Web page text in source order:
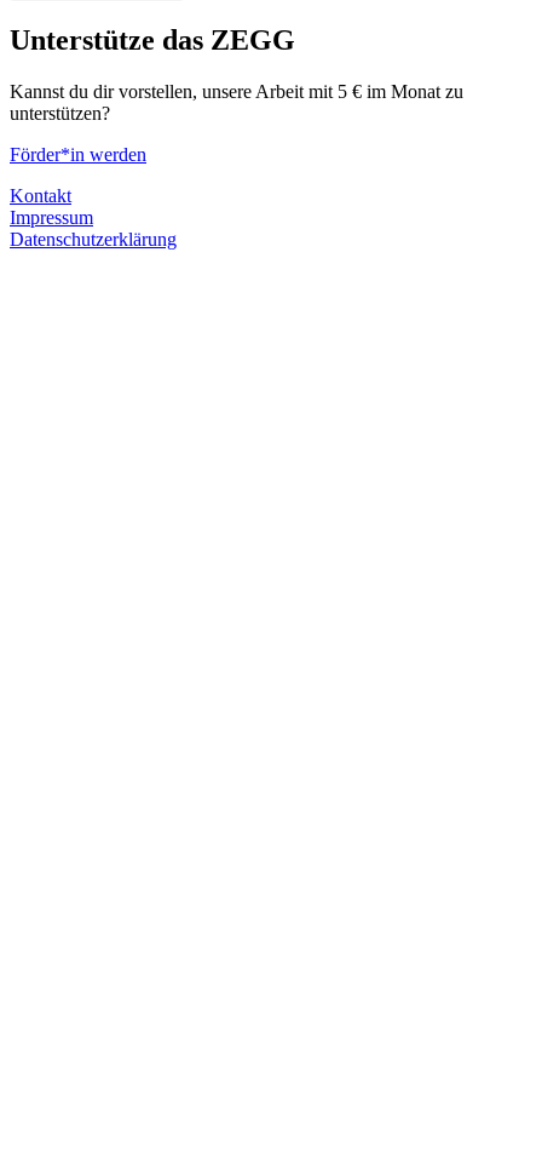
Unterstütze das ZEGG
Kannst du dir vorstellen, unsere Arbeit mit 5 € im Monat zu
unterstützen?
Förder*in werden
Kontakt
Impressum
Datenschutzerklärung